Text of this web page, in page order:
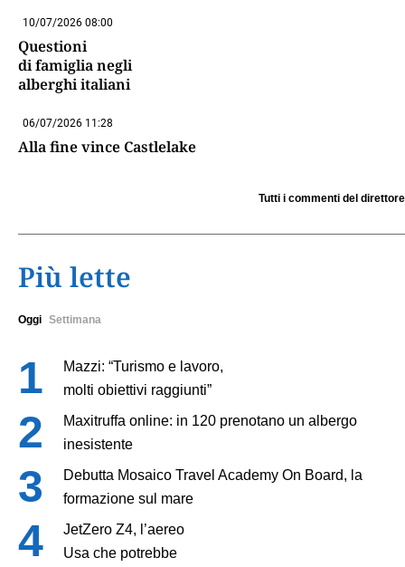
10/07/2026 08:00
Questioni
di famiglia negli
alberghi italiani
06/07/2026 11:28
Alla fine vince Castlelake
Tutti i commenti del direttore
Più lette
Oggi Settimana
Mazzi: “Turismo e lavoro,
molti obiettivi raggiunti”
Maxitruffa online: in 120 prenotano un albergo
inesistente
Debutta Mosaico Travel Academy On Board, la
formazione sul mare
JetZero Z4, l’aereo
Usa che potrebbe